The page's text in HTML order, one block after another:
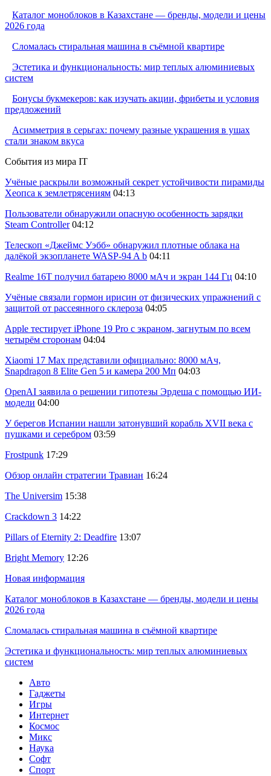
Каталог моноблоков в Казахстане — бренды, модели и цены
2026 года
Сломалась стиральная машина в съёмной квартире
Эстетика и функциональность: мир теплых алюминиевых
систем
Бонусы букмекеров: как изучать акции, фрибеты и условия
предложений
Асимметрия в серьгах: почему разные украшения в ушах
стали знаком вкуса
События из мира IT
Учёные раскрыли возможный секрет устойчивости пирамиды
Хеопса к землетрясениям 04:13
Пользователи обнаружили опасную особенность зарядки
Steam Controller 04:12
Телескоп «Джеймс Уэбб» обнаружил плотные облака на
далёкой экзопланете WASP-94 A b 04:11
Realme 16T получил батарею 8000 мАч и экран 144 Гц 04:10
Учёные связали гормон ирисин от физических упражнений с
защитой от рассеянного склероза 04:05
Apple тестирует iPhone 19 Pro с экраном, загнутым по всем
четырём сторонам 04:04
Xiaomi 17 Max представили официально: 8000 мАч,
Snapdragon 8 Elite Gen 5 и камера 200 Мп 04:03
OpenAI заявила о решении гипотезы Эрдеша с помощью ИИ-
модели 04:00
У берегов Испании нашли затонувший корабль XVII века с
пушками и серебром 03:59
Frostpunk 17:29
Обзор онлайн стратегии Травиан 16:24
The Universim 15:38
Crackdown 3 14:22
Pillars of Eternity 2: Deadfire 13:07
Bright Memory 12:26
Новая информация
Каталог моноблоков в Казахстане — бренды, модели и цены
2026 года
Сломалась стиральная машина в съёмной квартире
Эстетика и функциональность: мир теплых алюминиевых
систем
Авто
Гаджеты
Игры
Интернет
Космос
Микс
Наука
Софт
Спорт